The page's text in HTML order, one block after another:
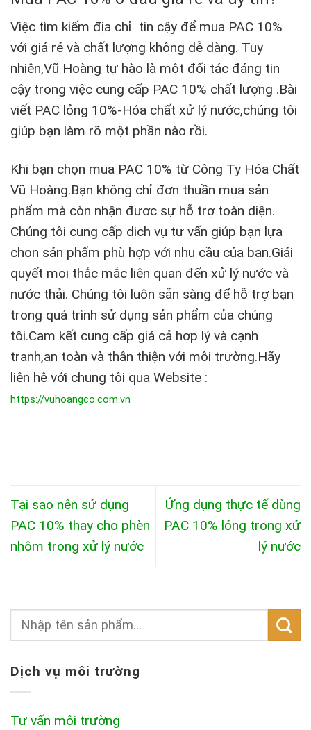
Việc tìm kiếm địa chỉ tin cậy để mua PAC 10%
với giá rẻ và chất lượng không dễ dàng. Tuy
nhiên,Vũ Hoàng tự hào là một đối tác đáng tin
cậy trong việc cung cấp PAC 10% chất lượng .Bài
viết PAC lỏng 10%-Hóa chất xử lý nước,chúng tôi
giúp bạn làm rõ một phần nào rồi.
Khi bạn chọn mua PAC 10% từ Công Ty Hóa Chất
Vũ Hoàng.Bạn không chỉ đơn thuần mua sản
phẩm mà còn nhận được sự hỗ trợ toàn diện.
Chúng tôi cung cấp dịch vụ tư vấn giúp bạn lựa
chọn sản phẩm phù hợp với nhu cầu của bạn.Giải
quyết mọi thắc mắc liên quan đến xử lý nước và
nước thải. Chúng tôi luôn sẵn sàng để hỗ trợ bạn
trong quá trình sử dụng sản phẩm của chúng
tôi.Cam kết cung cấp giá cả hợp lý và cạnh
tranh,an toàn và thân thiện với môi trường.Hãy
liên hệ với chung tôi qua Website :
https://vuhoangco.com.vn
Tại sao nên sử dụng
PAC 10% thay cho phèn
nhôm trong xử lý nước
Ứng dụng thực tế dùng
PAC 10% lỏng trong xử
lý nước
Dịch vụ môi trường
Tư vấn môi trường